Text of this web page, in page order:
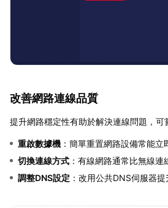
改善網路連線品質
提升網路穩定性有助於解決連線問題，可
重啟數據機 ：簡單重置網路設備常能立
切換連線方式 ：有線網路通常比無線連
調整DNS設定 ：改用公共DNS伺服器